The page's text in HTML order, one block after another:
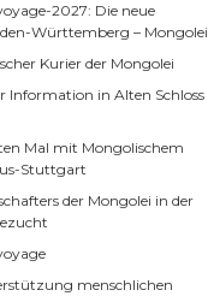
2027: Die neue
Württemberg – Mongolei
Kurier der Mongolei
Information in Alten Schloss
Mal mit Mongolischem
Stuttgart
der Mongolei in der
menschlichen